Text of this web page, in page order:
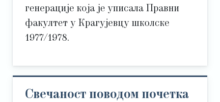
генерације која је уписала Правни
факултет у Крагујевцу школске
1977/1978.
Свечаност поводом почетка